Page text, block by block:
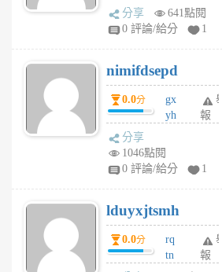
U
F
U
5
個
月
分享
641點閱
0 評論/給分
1
nimifdsepd
0.0分
gx
yh
jl
月
前
舉
報
分享
1046點閱
0 評論/給分
1
lduyxjtsmh
0.0分
rq
tn
舉
報